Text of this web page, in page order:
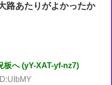
路あたりがよかったか
板へ (yY-XAT-yf-nz7)